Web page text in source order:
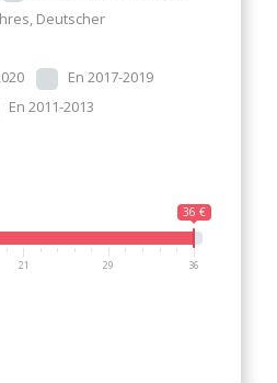
Deutscher
En 2017-2019
En 2011-2013
36 €
21 29 36